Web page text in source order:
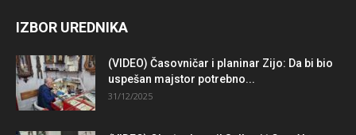
IZBOR UREDNIKA
(VIDEO) Časovničar i planinar Zijo: Da bi bio
uspešan majstor potrebno...
31/12/2025